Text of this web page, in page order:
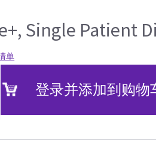
Single Patient
单
登录并添加到购物